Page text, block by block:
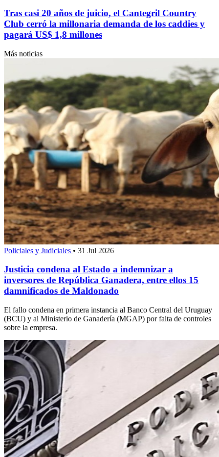
Tras casi 20 años de juicio, el Cantegril Country
Club cerró la millonaria demanda de los caddies y
pagará US$ 1,8 millones
Más noticias
Policiales y Judiciales • 31 Jul 2026
Justicia condena al Estado a indemnizar a
inversores de República Ganadera, entre ellos 15
damnificados de Maldonado
El fallo condena en primera instancia al Banco Central del Uruguay
(BCU) y al Ministerio de Ganadería (MGAP) por falta de controles
sobre la empresa.